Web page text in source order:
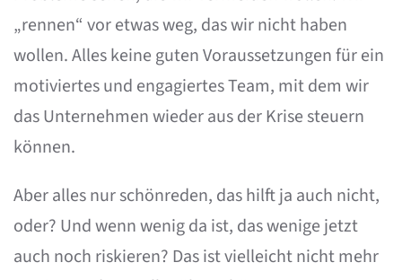
„rennen“ vor etwas weg, das wir nicht haben
wollen. Alles keine guten Voraussetzungen für ein
motiviertes und engagiertes Team, mit dem wir
das Unternehmen wieder aus der Krise steuern
können.
Aber alles nur schönreden, das hilft ja auch nicht,
oder? Und wenn wenig da ist, das wenige jetzt
auch noch riskieren? Das ist vielleicht nicht mehr